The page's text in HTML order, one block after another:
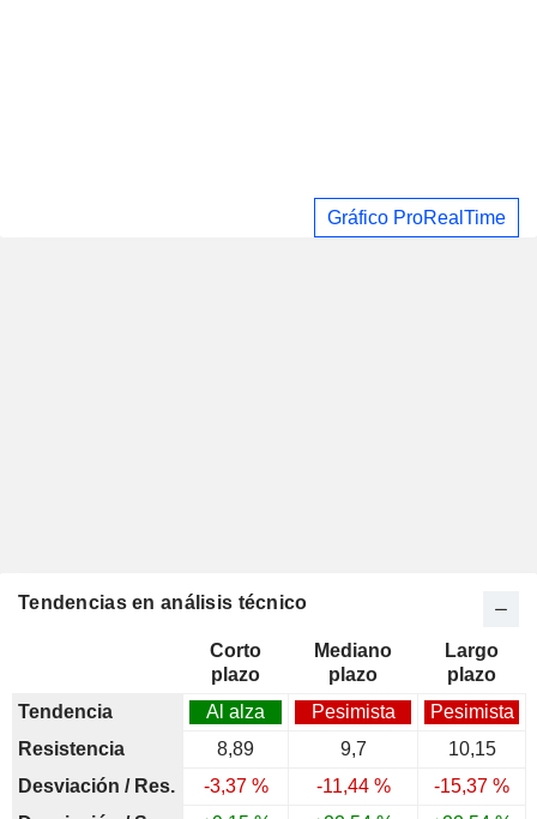
Gráfico ProRealTime
Tendencias en análisis técnico
Corto
plazo
Mediano
plazo
Largo
plazo
Tendencia
Al alza Pesimista
Pesimista
Resistencia
8,89 9,7
10,15
Desviación / Res.
-3,37 % -11,44 %
-15,37 %